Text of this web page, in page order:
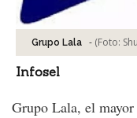
Grupo Lala - (Foto:
Infosel
Grupo Lala, el